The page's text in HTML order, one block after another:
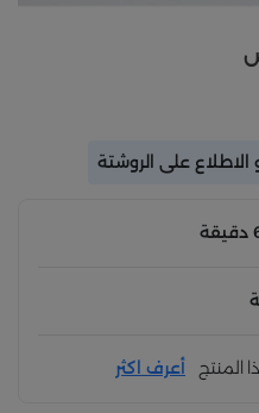
على الروشتة
المنتج أعرف اكثر